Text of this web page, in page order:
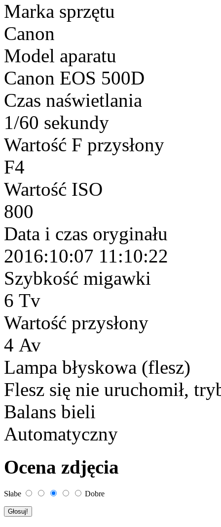
Marka sprzętu
Canon
Model aparatu
Canon EOS 500D
Czas naświetlania
1/60 sekundy
Wartość F przysłony
F4
Wartość ISO
800
Data i czas oryginału
2016:10:07 11:10:22
Szybkość migawki
6 Tv
Wartość przysłony
4 Av
Lampa błyskowa (flesz)
Flesz się nie uruchomił,
Balans bieli
Automatyczny
Ocena zdjęcia
Słabe Dobre